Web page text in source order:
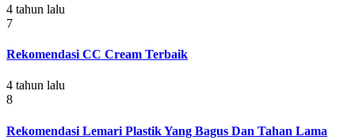
4 tahun lalu
7
Rekomendasi CC Cream Terbaik
4 tahun lalu
8
Rekomendasi Lemari Plastik Yang Bagus Dan Tahan Lama